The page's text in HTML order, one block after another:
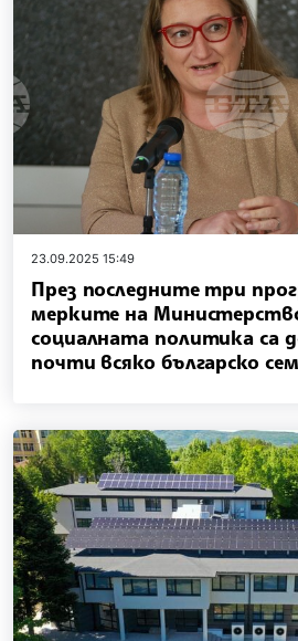
23.09.2025 15:49
През последните три
мерките на
социалната политика са
почти всяко българско